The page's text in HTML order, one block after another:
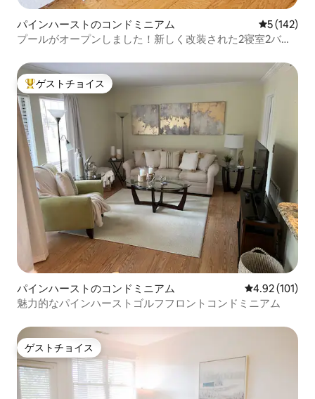
パインハーストのコンドミニアム レビュー
5 (142)
プールがオープンしました！新しく改装された2寝室2バス
大好評のゲストチョイスです。
ゲストチョイス
パインハーストのコンドミニアム レビュー101
4.92 (101)
魅力的なパインハーストゴルフフロントコンドミニアム
ゲストチョイス
ゲストチョイス